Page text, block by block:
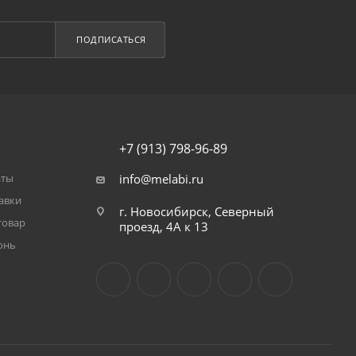
ПОДПИСАТЬСЯ
+7 (913) 798-96-89
info@melabi.ru
г. Новосибирск, Северный
проезд, 4А к 13